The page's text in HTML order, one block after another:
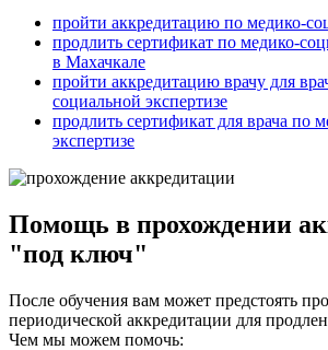
пройти аккредитацию по медико-
продлить сертификат по медико-
в Махачкале
пройти аккредитацию врачу для
социальной экспертизе
продлить сертификат для врача по
экспертизе
Помощь в прохождении
"под ключ"
После обучения вам может предстоять
периодической аккредитации для
Чем мы можем помочь: